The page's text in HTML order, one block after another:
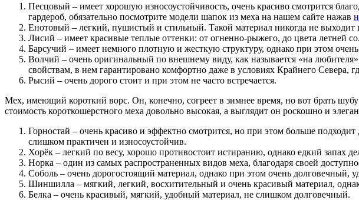
Песцовый – имеет хорошую износоустойчивость, очень красиво смотрится
гардероб, обязательно посмотрите модели шапок из меха на нашем сайте нажав
Енотовый – легкий, пушистый и стильный. Такой материал никогда не выходит
Лисий – имеет красивые теплые оттенки: от огненно-рыжего, до цвета
Барсучий – имеет немного плотную и жесткую структуру, однако при этом
Волчий – очень оригинальный по внешнему виду, как называется «на
свойствам, в нем гарантировано комфортно даже в условиях Крайнего Севера,
Рысий – очень дорого стоит и при этом не часто встречается.
Мех, имеющий короткий ворс. Он, конечно, согреет в зимнее время, но вот брать
стоимость короткошерстного меха довольно высокая, а выглядит он роскошно и
Горностай – очень красиво и эффектно смотрится, но при этом больше
слишком практичен и износоустойчив.
Хорёк – легкий по весу, хорошо противостоит истиранию, однако едкий запах
Норка – один из самых распространенных видов меха, благодаря своей
Соболь – очень дорогостоящий материал, однако при этом очень долговечный,
Шиншилла – мягкий, легкий, восхитительный и очень красивый материал,
Белка – очень красивый, мягкий, удобный материал, не слишком долговечный.